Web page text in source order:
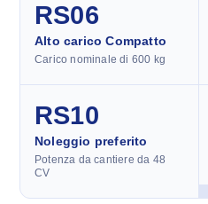
RS06
Alto carico Compatto
Carico nominale di 600 kg
RS10
Noleggio preferito
Potenza da cantiere da 48
CV